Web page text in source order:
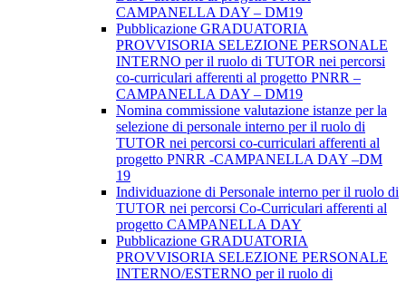
CAMPANELLA DAY – DM19
Pubblicazione GRADUATORIA
PROVVISORIA SELEZIONE PERSONALE
INTERNO per il ruolo di TUTOR nei percorsi
co-curriculari afferenti al progetto PNRR –
CAMPANELLA DAY – DM19
Nomina commissione valutazione istanze per la
selezione di personale interno per il ruolo di
TUTOR nei percorsi co-curriculari afferenti al
progetto PNRR -CAMPANELLA DAY –DM
19
Individuazione di Personale interno per il ruolo di
TUTOR nei percorsi Co-Curriculari afferenti al
progetto CAMPANELLA DAY
Pubblicazione GRADUATORIA
PROVVISORIA SELEZIONE PERSONALE
INTERNO/ESTERNO per il ruolo di